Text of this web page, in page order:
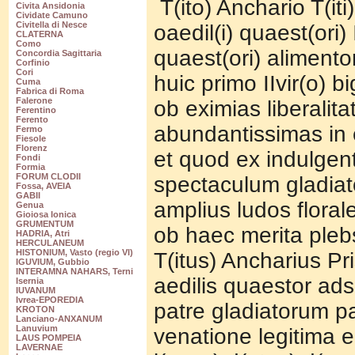
Civita Ansidonia
Cividate Camuno
Civitella di Nesce
CLATERNA
Como
Concordia Sagittaria
Corfinio
Cori
Cuma
Fabrica di Roma
Falerone
Ferentino
Ferento
Fermo
Fiesole
Florenz
Fondi
Formia
FORUM CLODII
Fossa, AVEIA
GABII
Genua
Gioiosa Ionica
GRUMENTUM
HADRIA, Atri
HERCULANEUM
HISTONIUM, Vasto (regio VI)
IGUVIUM, Gubbio
INTERAMNA NAHARS, Terni
Isernia
IUVANUM
Ivrea-EPOREDIA
KROTON
Lanciano-ANXANUM
Lanuvium
LAUS POMPEIA
LAVERNAE
T(ito) Anchario
oaedil(i) quaest(ori)
quaest(ori)
huic primo IIvir(o)
ob eximias
abundantissimas
et quod ex
spectaculum
amplius ludos
ob haec merita
T(itus) Ancharius
aedilis quaestor
patre gladiatorum
venatione legitima